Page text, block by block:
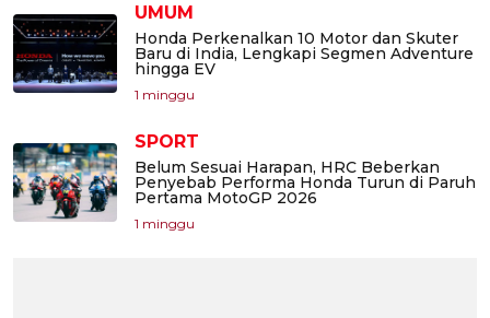
UMUM
Honda Perkenalkan 10 Motor dan Skuter
Baru di India, Lengkapi Segmen Adventure
hingga EV
1 minggu
SPORT
Belum Sesuai Harapan, HRC Beberkan
Penyebab Performa Honda Turun di Paruh
Pertama MotoGP 2026
1 minggu